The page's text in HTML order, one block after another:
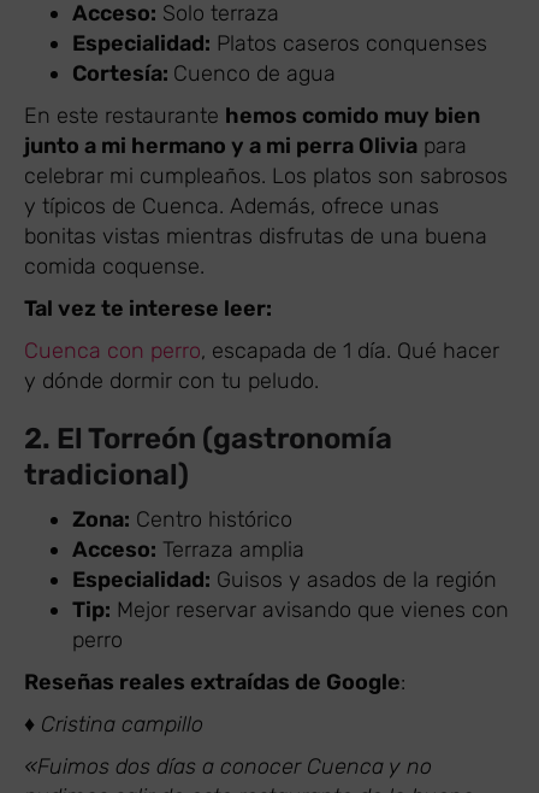
Acceso: Solo terraza
Especialidad: Platos caseros conquenses
Cortesía: Cuenco de agua
En este restaurante hemos comido muy bien
junto a mi hermano y a mi perra Olivia para
celebrar mi cumpleaños. Los platos son sabrosos
y típicos de Cuenca. Además, ofrece unas
bonitas vistas mientras disfrutas de una buena
comida coquense.
Tal vez te interese leer:
Cuenca con perro, escapada de 1 día. Qué hacer
y dónde dormir con tu peludo.
2. El Torreón (gastronomía
tradicional)
Zona: Centro histórico
Acceso: Terraza amplia
Especialidad: Guisos y asados de la región
Tip: Mejor reservar avisando que vienes con
perro
Reseñas reales extraídas de Google:
♦ Cristina campillo
«Fuimos dos días a conocer Cuenca y no